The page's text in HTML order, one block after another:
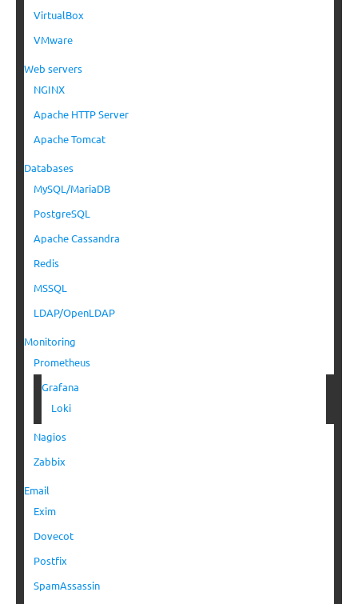
VirtualBox
VMware
Web servers
NGINX
Apache HTTP Server
Apache Tomcat
Databases
MySQL/MariaDB
PostgreSQL
Apache Cassandra
Redis
MSSQL
LDAP/OpenLDAP
Monitoring
Prometheus
Grafana
Loki
Nagios
Zabbix
Email
Exim
Dovecot
Postfix
SpamAssassin